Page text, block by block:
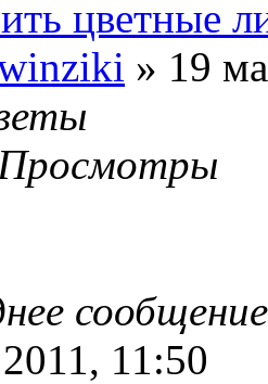
цветные
» 19
11:50